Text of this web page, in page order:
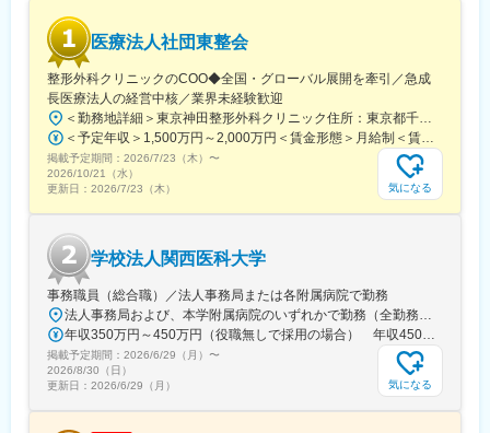
島県)、高松築港駅、高知橋駅、眉山ロープウェイ山麓駅、天神
駅、小倉駅(福岡県)、東比恵駅、鹿児島中央駅、水道町駅、五島町
駅、旭橋駅、西早稲田駅、末広町駅(東京都)、立川南駅、高輪ゲー
トウェイ駅、九品仏駅、新高島駅、東宿郷駅、葭川公園駅、大神
宮下駅、大通駅、仙台駅、栄町駅(愛知県)、国際センター駅、日吉
町駅、第一通り駅、三島駅、七ツ屋駅、富山駅、福井城址大名町
駅、なんば駅(南海線)、大阪駅、天王寺駅、西大橋駅、五条駅(京
都市営)、京都河原町駅、神戸三宮駅(阪神)、本通駅、高松駅(香川
県)、南堀端駅、はりまや橋駅、旦過駅、高見橋駅、熊本城・市役
医療法人社団東整会
整形外科クリニックのCOO◆全国・グローバル展開を牽引／急成
長医療法人の経営中核／業界未経験歓迎
掲載予定期間： 2026/7/23（木） 〜
2026/10/21（水）
更新日： 2026/7/23（木） 気になる
学校法人関西医科大学
事務職員（総合職）／法人事務局または各附属病院で勤務
掲載予定期間： 2026/6/29（月） 〜
2026/8/30（日）
更新日： 2026/6/29（月） 気になる